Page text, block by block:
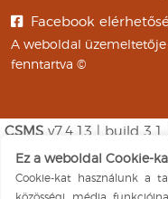
Facebook
A weboldal
fenntartva ©
CSMSv7.4.13 | build 3.1 |
Ez a weboldal Cookie-
Cookie-kat használunk a